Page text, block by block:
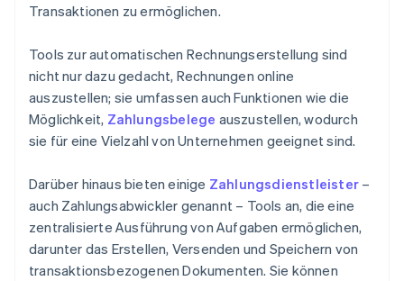
Transaktionen zu ermöglichen.
Tools zur automatischen Rechnungserstellung sind
nicht nur dazu gedacht, Rechnungen online
auszustellen; sie umfassen auch Funktionen wie die
Möglichkeit, Zahlungsbelege auszustellen, wodurch
sie für eine Vielzahl von Unternehmen geeignet sind.
Darüber hinaus bieten einige Zahlungsdienstleister –
auch Zahlungsabwickler genannt – Tools an, die eine
zentralisierte Ausführung von Aufgaben ermöglichen,
darunter das Erstellen, Versenden und Speichern von
transaktionsbezogenen Dokumenten. Sie können